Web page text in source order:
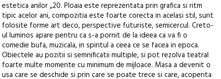
estetica anilor „20. Ploaia este reprezentata prin grafica si ritm
tipic acelor ani, compozitia este foarte corecta in acelasi stil, sunt
folosite forme art deco, perspective futuriste, semicercul. Creto-
ul luminos apare pentru ca s-a pornit de la ideea ca va fi o
comedie bufa, muzicala, in spiritul a ceea ce se facea in epoca.
Obiectele au pozitii si semnificatii multiple, si pot rezolva teatral
foarte multe momente cu minimum de mijloace. Masa a devenit o
usa care se deschide si prin care se poate trece si care, acoperita